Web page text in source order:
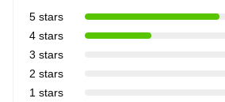
5 stars
4 stars
3 stars
2 stars
1 stars